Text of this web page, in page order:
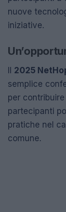
nuove
iniziative.
Il 2025
semplice
per
partecipanti
pratiche nel
comune.